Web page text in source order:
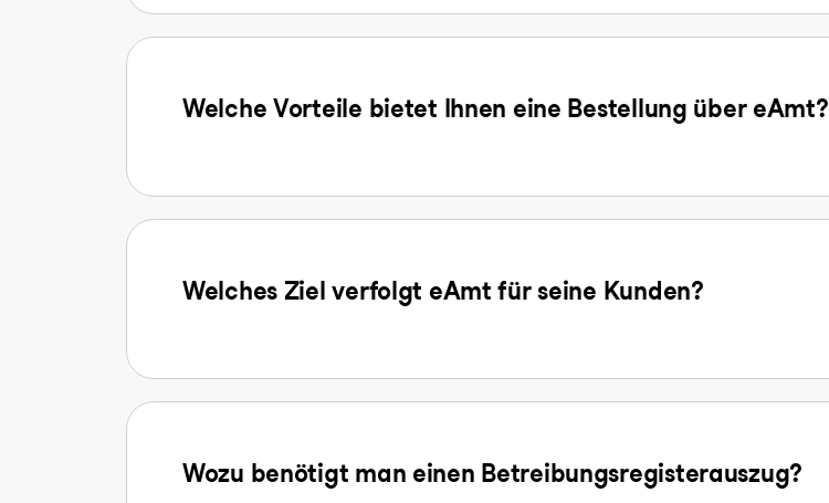
Welche Vorteile bietet Ihnen eine Bestellung über eAmt?
Welches Ziel verfolgt eAmt für seine Kunden?
Wozu benötigt man einen Betreibungsregisterauszug?